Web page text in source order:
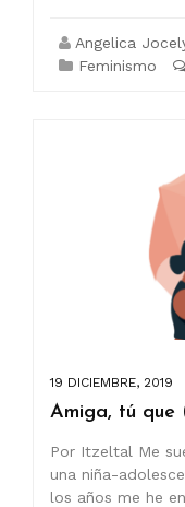
Angelica
Feminismo
19 DICIEMBRE, 2019
Amiga, tú que
Por Itzeltal Me
una niña-
los años me he